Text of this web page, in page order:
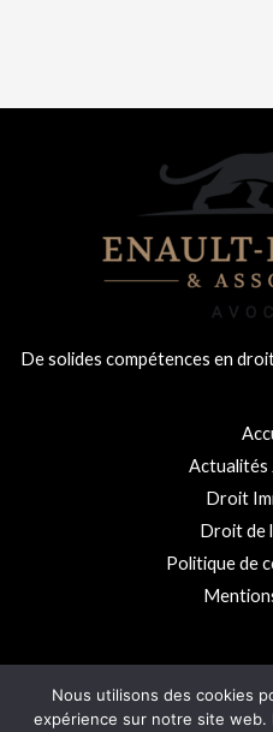
De solides compétences en
Actualités
Droit
Droit de
Politique de
Copyright © 2026
Nous utilisons des cookies
expérience sur notre site web.